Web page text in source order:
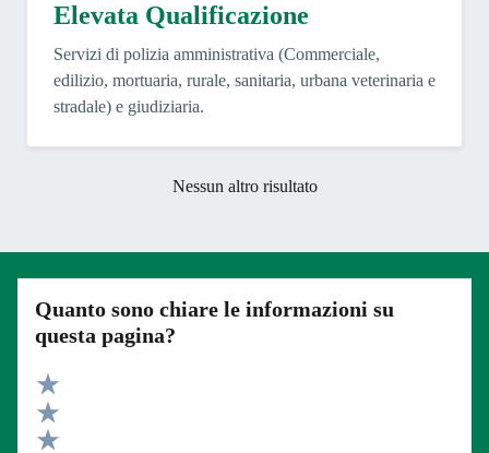
Elevata Qualificazione
Servizi di polizia amministrativa (Commerciale,
edilizio, mortuaria, rurale, sanitaria, urbana veterinaria e
stradale) e giudiziaria.
Nessun altro risultato
Quanto sono chiare le informazioni su
questa pagina?
Valuta 5 stelle su 5
Valuta 4 stelle su 5